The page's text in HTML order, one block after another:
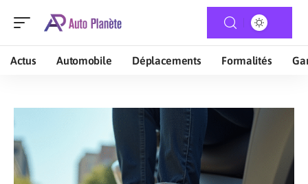
Actus Automobile Déplacements Formalités